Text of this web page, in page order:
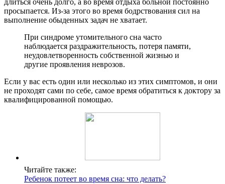
длиться очень долго, а во время отдыха больной постоянно
просыпается. Из-за этого во время бодрствования сил на
выполнение обыденных задач не хватает.
При синдроме утомительного сна часто
наблюдается раздражительность, потеря памяти,
неудовлетворенность собственной жизнью и
другие проявления неврозов.
Если у вас есть один или несколько из этих симптомов, и они
не проходят сами по себе, самое время обратиться к доктору за
квалифицированной помощью.
Читайте также:
Ребенок потеет во время сна: что делать?